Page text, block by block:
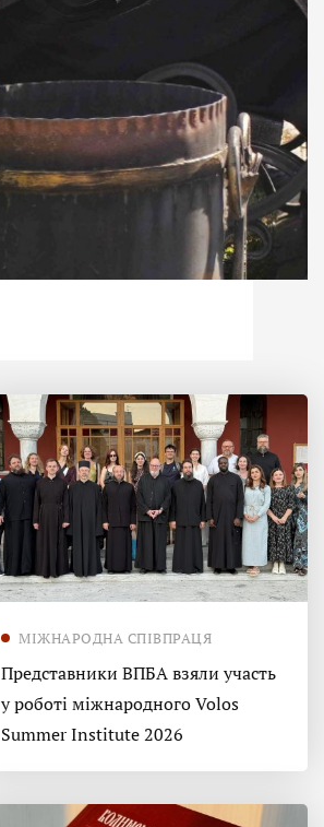
МІЖНАРОДНА СПІВПРАЦЯ
Представники ВПБА взяли участь
у роботі міжнародного Volos
Summer Institute 2026